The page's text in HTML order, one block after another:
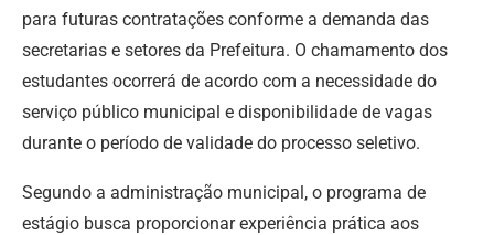
para futuras contratações conforme a demanda das
secretarias e setores da Prefeitura. O chamamento dos
estudantes ocorrerá de acordo com a necessidade do
serviço público municipal e disponibilidade de vagas
durante o período de validade do processo seletivo.
Segundo a administração municipal, o programa de
estágio busca proporcionar experiência prática aos